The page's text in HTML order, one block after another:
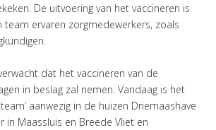
De uitvoering van het vaccineren is
team ervaren zorgmedewerkers, zoals
dat het vaccineren van de
in beslag zal nemen. Vandaag is het
aanwezig in de huizen Driemaashave
in Maassluis en Breede Vliet en